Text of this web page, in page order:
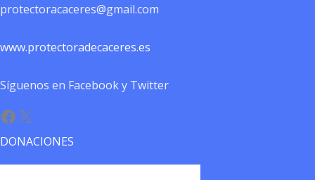
protectoracaceres@gmail.com
www.protectoradecaceres.es
Síguenos en Facebook y Twitter
Facebook
X
DONACIONES